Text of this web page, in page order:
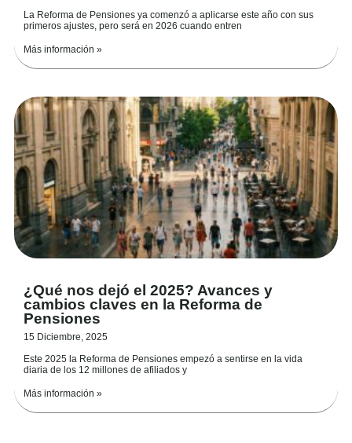
La Reforma de Pensiones ya comenzó a aplicarse este año con sus
primeros ajustes, pero será en 2026 cuando entren
Más información »
¿Qué nos dejó el 2025? Avances y
cambios claves en la Reforma de
Pensiones
15 Diciembre, 2025
Este 2025 la Reforma de Pensiones empezó a sentirse en la vida
diaria de los 12 millones de afiliados y
Más información »